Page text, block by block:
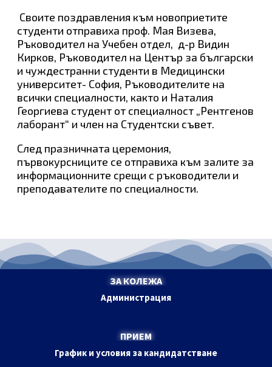
Своите поздравления към новоприетите
студенти отправиха проф. Мая Визева,
Ръководител на Учебен отдел, д-р Видин
Кирков, Ръководител на Център за български
и чуждестранни студенти в Медицински
университет- София, Ръководителите на
всички специалности, както и Наталия
Георгиева студент от специалност „Рентгенов
лаборант“ и член на Студентски съвет.
След празничната церемония,
първокурсниците се отправиха към залите за
информационните срещи с ръководители и
преподавателите по специалности.
ЗА КОЛЕЖА
Администрация
ПРИЕМ
График и условия за кандидатстване